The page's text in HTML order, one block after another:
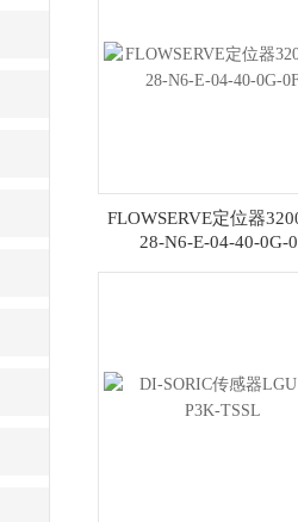
FLOWSERVE定位器
28-N6-E-04-40-0G-